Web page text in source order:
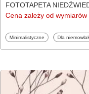
FOTOTAPETA
Cena zależy od wymiarów
Fototapety
Minimalistyczne Fototapety
Dla